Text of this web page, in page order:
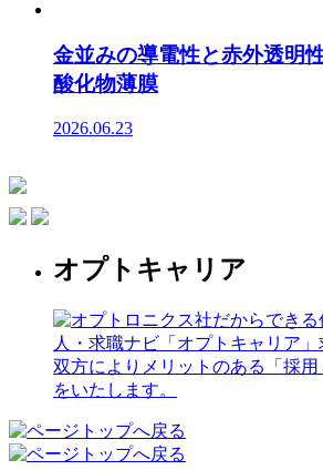
金並みの導電性と赤外透明
酸化物薄膜
2026.06.23
オプトキャリア